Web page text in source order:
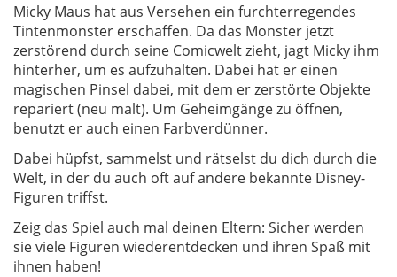
Micky Maus hat aus Versehen ein furchterregendes
Tintenmonster erschaffen. Da das Monster jetzt
zerstörend durch seine Comicwelt zieht, jagt Micky ihm
hinterher, um es aufzuhalten. Dabei hat er einen
magischen Pinsel dabei, mit dem er zerstörte Objekte
repariert (neu malt). Um Geheimgänge zu öffnen,
benutzt er auch einen Farbverdünner.
Dabei hüpfst, sammelst und rätselst du dich durch die
Welt, in der du auch oft auf andere bekannte Disney-
Figuren triffst.
Zeig das Spiel auch mal deinen Eltern: Sicher werden
sie viele Figuren wiederentdecken und ihren Spaß mit
ihnen haben!